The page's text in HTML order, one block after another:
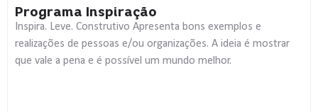
Programa Inspiração
Inspira. Leve. Construtivo Apresenta bons exemplos e
realizações de pessoas e/ou organizações. A ideia é mostrar
que vale a pena e é possível um mundo melhor.